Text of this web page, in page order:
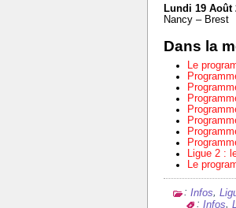
Lundi 19 Août
Nancy – Brest
Dans la
Le
Ligue 2 :
Le
: Infos,
: Infos